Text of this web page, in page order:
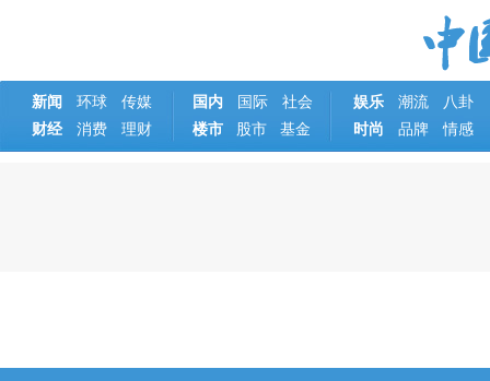
新闻 环球 传媒 国内 国际 社会 娱乐 潮流
八卦
财经
消费 理财 楼市 股市 基金 时尚 品牌 情感